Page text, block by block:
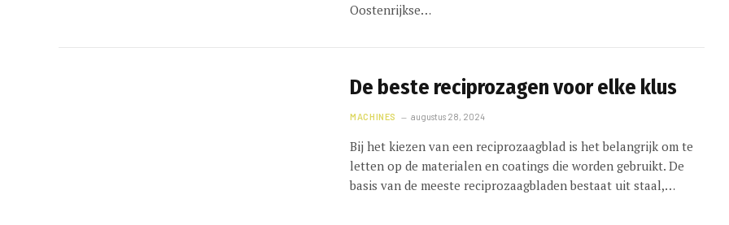
Oostenrijkse…
De beste reciprozagen voor elke klus
MACHINES augustus 28, 2024
Bij het kiezen van een reciprozaagblad is het belangrijk om te
letten op de materialen en coatings die worden gebruikt. De
basis van de meeste reciprozaagbladen bestaat uit staal,…